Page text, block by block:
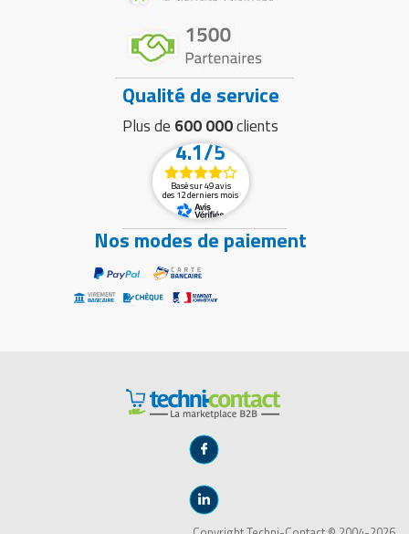
Qualité de service
Plus de 600 000clients
4.1/5
Basé sur 49 avis
des 12 derniers mois
Nos modes de paiement